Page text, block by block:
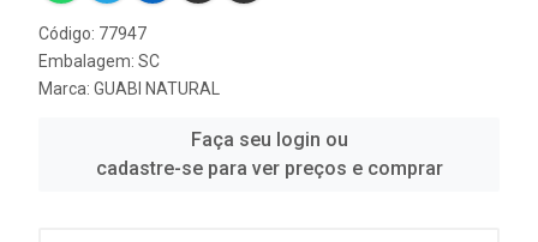
Código: 77947
Embalagem: SC
Marca: GUABI NATURAL
Faça seu login ou
cadastre-se para ver preços e comprar